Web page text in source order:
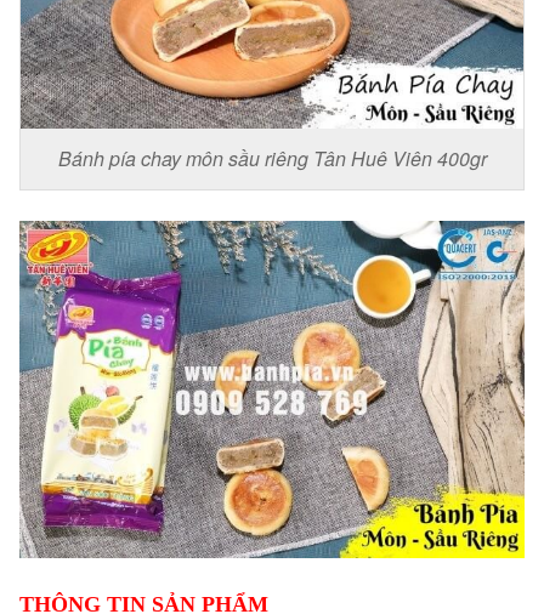
Bánh pía chay môn sầu riêng Tân Huê Viên 400gr
THÔNG TIN SẢN PHẨM